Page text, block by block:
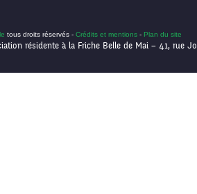
tous droits réservés - Crédits et mentions - Plan du site
résidente à la Friche Belle de Mai – 41, rue